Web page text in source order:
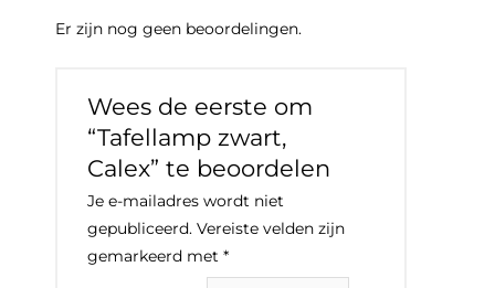
Er zijn nog geen beoordelingen.
Wees de eerste om
“Tafellamp zwart,
Calex” te beoordelen
Je e-mailadres wordt niet
gepubliceerd. Vereiste velden zijn
gemarkeerd met*